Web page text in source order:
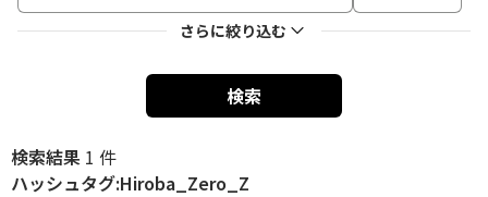
さらに絞り込む
検索
検索結果 1 件
ハッシュタグ:Hiroba_Zero_Z